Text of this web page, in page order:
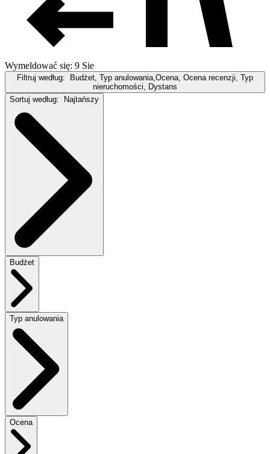
Wymeldować się: 9 Sie
Filtruj według: Budżet, Typ anulowania,Ocena, Ocena recenzji, Typ
nieruchomości, Dystans
Sortuj według: Najtańszy
Budżet
Typ anulowania
Ocena